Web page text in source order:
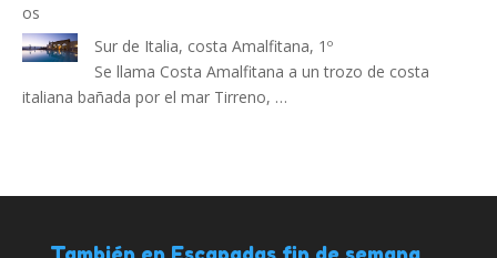
Sur de Italia, costa Amalfitana, 1º
Se llama Costa Amalfitana a un trozo de costa
italiana bañada por el mar Tirreno, …